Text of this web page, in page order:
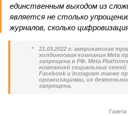
единственным выходом из
является не столько
журналов, сколько
*
21.03.2022 г. американская
холдинговая компания Meta
запрещена в РФ. Meta
компанией социальных сетей
Facebook и Instagram также
организациями, их
запрещена.
Газета